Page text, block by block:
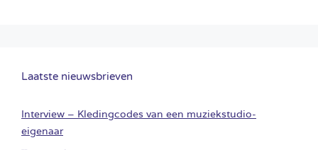
Laatste nieuwsbrieven
Interview – Kledingcodes van een muziekstudio-
eigenaar